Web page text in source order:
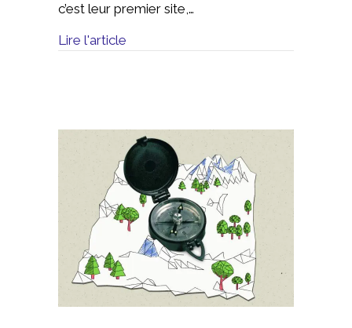
c’est leur premier site,…
Lire l'article